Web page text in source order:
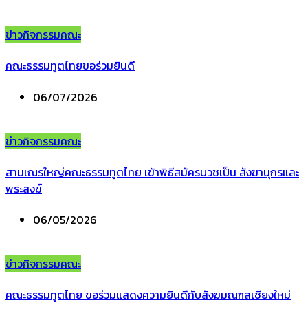
ข่าวกิจกรรมคณะ
คณะธรรมทูตไทยขอร่วมยินดี
06/07/2026
ข่าวกิจกรรมคณะ
สามเณรใหญ่คณะธรรมทูตไทย เข้าพิธีสมัครบวชเป็น สังฆานุกรและ
พระสงฆ์
06/05/2026
ข่าวกิจกรรมคณะ
คณะธรรมทูตไทย ขอร่วมแสดงความยินดีกับสังฆมณฑลเชียงใหม่